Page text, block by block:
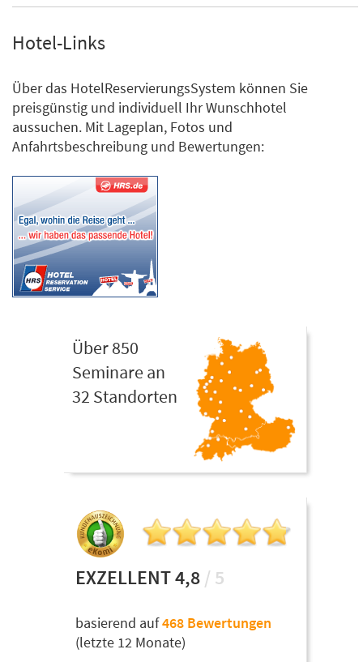
Hotel-Links
Über das HotelReservierungsSystem können Sie
preisgünstig und individuell Ihr Wunschhotel
aussuchen. Mit Lageplan, Fotos und
Anfahrtsbeschreibung und Bewertungen:
Über 850
Seminare an
32 Standorten
EXZELLENT 4,8 / 5
basierend auf468 Bewertungen
(letzte 12 Monate)